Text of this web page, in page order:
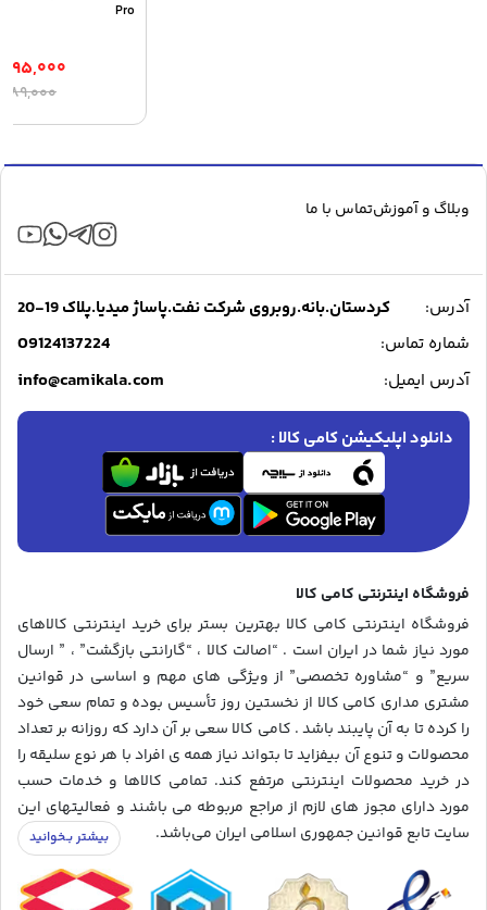
Pro
وبلاگ و آموزشتماس با ما
آدرس:
کردستان.بانه.روبروی شرکت نفت.پاساژ میدیا.پلاک 19-20
شماره تماس:
09124137224
آدرس ایمیل: info@camikala.com
دانلود اپلیکیشن کامی کالا :
فروشگاه اینترنتی کامی کالا
فروشگاه اینترنتی کامی کالا بهترین بستر برای خرید اینترنتی کالاهای
مورد نیاز شما در ایران است . “اصالت کالا ، “گارانتی بازگشت” ، ” ارسال
سریع” و “مشاوره تخصصی” از ویژگی های مهم و اساسی در قوانین
مشتری مداری کامی کالا از نخستین روز تأسیس بوده و تمام سعی خود
را کرده تا به آن پایبند باشد . کامی کالا سعی بر آن دارد که روزانه بر تعداد
محصولات و تنوع آن بیفزاید تا بتواند نیاز همه ی افراد با هر نوع سلیقه را
در خرید محصولات اینترنتی مرتفع کند. تمامی کالاها و خدمات حسب
مورد دارای مجوز های لازم از مراجع مربوطه می باشند و فعالیتهای این
سایت تابع قوانین جمهوری اسلامی ایران می‌باشد.